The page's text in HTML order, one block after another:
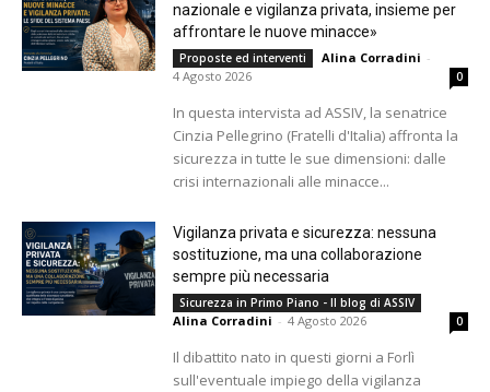
nazionale e vigilanza privata, insieme per
affrontare le nuove minacce»
Proposte ed interventi Alina Corradini -
4 Agosto 2026
0
In questa intervista ad ASSIV, la senatrice
Cinzia Pellegrino (Fratelli d'Italia) affronta la
sicurezza in tutte le sue dimensioni: dalle
crisi internazionali alle minacce...
Vigilanza privata e sicurezza: nessuna
sostituzione, ma una collaborazione
sempre più necessaria
Sicurezza in Primo Piano - Il blog di ASSIV
Alina Corradini - 4 Agosto 2026 0
Il dibattito nato in questi giorni a Forlì
sull'eventuale impiego della vigilanza